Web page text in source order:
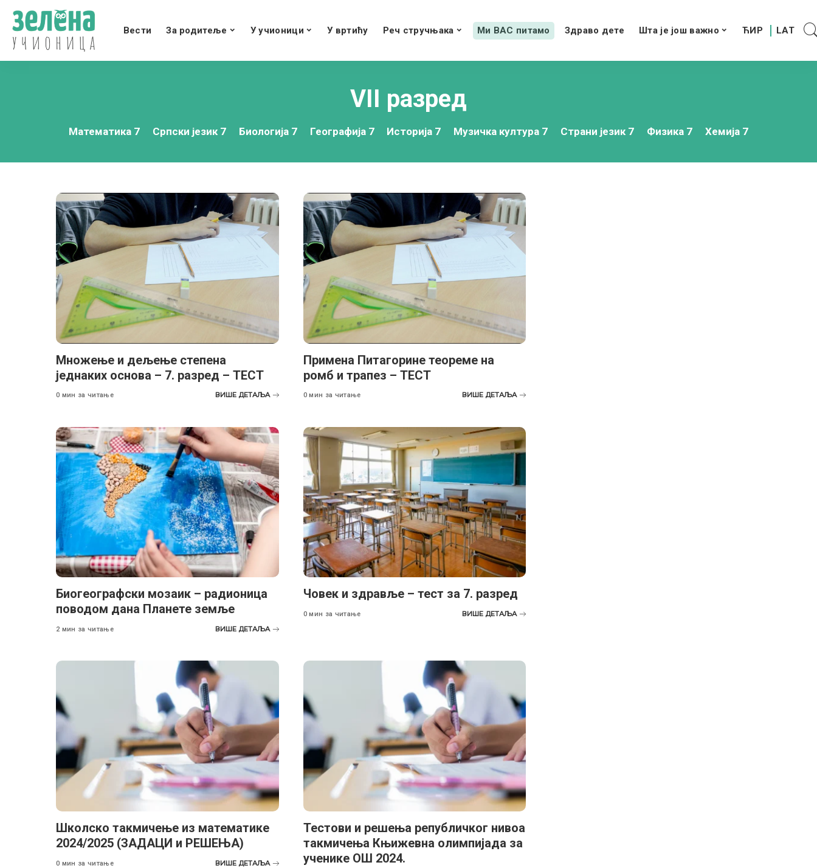
Вести За родитеље У учионици У вртићу Реч стручњака Ми ВАС питамо Здраво дете Шта је још важно
VII разред
Математика 7 Српски језик 7 Биологија 7 Географија 7 Историја 7 Музичка култура 7 Страни језик 7 Физика 7 Хемија 7
Множење и дељење степена
једнаких основа – 7. разред – ТЕСТ
0 мин за читање ВИШЕ ДЕТАЉА
Примена Питагорине теореме на
ромб и трапез – ТЕСТ
0 мин за читање ВИШЕ ДЕТАЉА
Биогеографски мозаик – радионица
поводом дана Планете земље
2 мин за читање ВИШЕ ДЕТАЉА
Човек и здравље – тест за 7. разред
0 мин за читање ВИШЕ ДЕТАЉА
Школско такмичење из математике
2024/2025 (ЗАДАЦИ и РЕШЕЊА)
0 мин за читање ВИШЕ ДЕТАЉА
Тестови и решења републичког нивоа
такмичења Књижевна олимпијада за
ученике ОШ 2024.